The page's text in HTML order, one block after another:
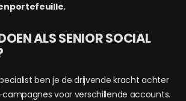
ALS SENIOR SOCIAL
ben je de drijvende kracht achter
voor verschillende accounts.